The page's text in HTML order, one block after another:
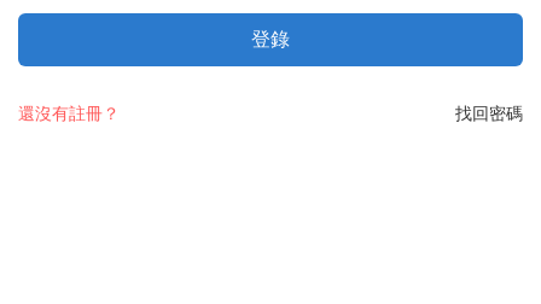
登錄
找回密碼
還沒有註冊？